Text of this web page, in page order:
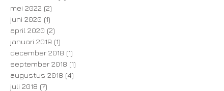
mei 2022 (2)
juni 2020 (1)
april 2020 (2)
januari 2019 (1)
december 2018 (1)
september 2018 (1)
augustus 2018 (4)
juli 2018 (7)